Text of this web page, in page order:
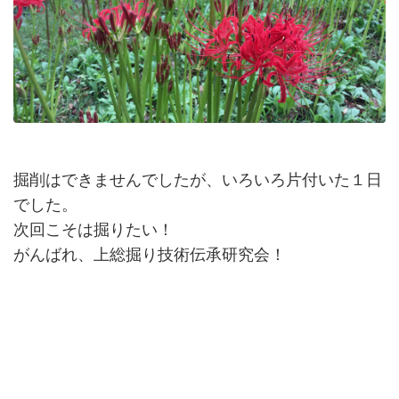
掘削はできませんでしたが、いろいろ片付いた１日
でした。
次回こそは掘りたい！
がんばれ、上総掘り技術伝承研究会！